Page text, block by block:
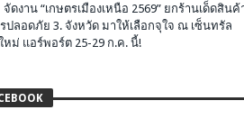
จัดงาน “เกษตรเมืองเหนือ 2569” ยกร้านเด็ดสินค้
ปลอดภัย 3. จังหวัด มาให้เลือกจุใจ ณ เซ็นทรัล
หม่ แอร์พอร์ต 25-29 ก.ค. นี้!